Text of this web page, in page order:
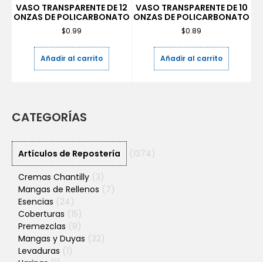
CATEGORÍAS
Artículos de Repostería
(1374)
Cremas Chantilly (3)
Mangas de Rellenos (7)
Esencias (24)
Coberturas (15)
Premezclas (8)
Mangas y Duyas (32)
Levaduras (1)
VASO TRANSPARENTE DE 12
ONZAS DE POLICARBONATO
$0.99
Añadir al carrito
VASO TRANSPARENTE DE 10
ONZAS DE POLICARBONATO
$0.89
Añadir al carrito